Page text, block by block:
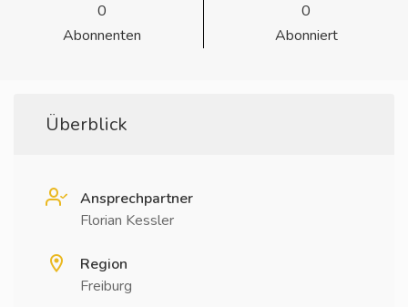
0
Abonnenten
0
Abonniert
Überblick
Ansprechpartner
Florian Kessler
Region
Freiburg